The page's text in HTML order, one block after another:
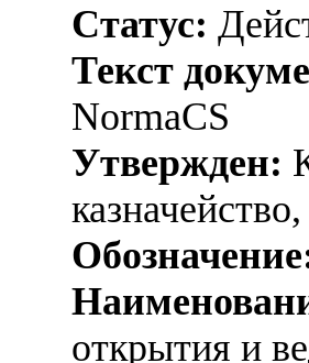
Статус:
Текст
NormaCS
Утвержден:
открытия и